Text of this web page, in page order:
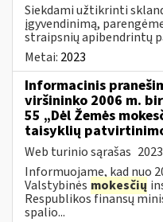
Siekdami užtikrinti
įgyvendinimą,
straipsnių apibendrintų
Metai: 2023
Informacinis
viršininko 2006 m.
55 „Dėl Žemės
taisyklių
Web turinio sąrašas
Informuojame, kad nuo
Valstybinės mokesčių
Respublikos finansų
spalio...